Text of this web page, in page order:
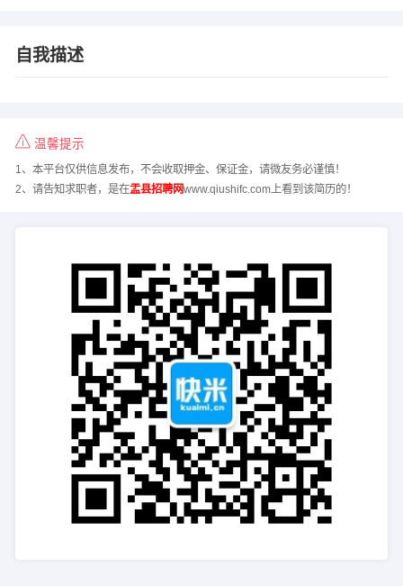
自我描述
温馨提示
1、本平台仅供信息发布，不会收取押金、保证金，请微友务必谨慎！
2、请告知求职者，是在盂县招聘网www.qiushifc.com上看到该简历的！